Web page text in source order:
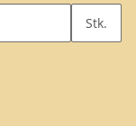
Stk.